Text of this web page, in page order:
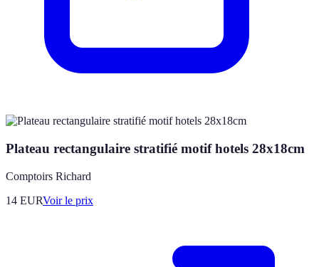
Plateau rectangulaire stratifié motif hotels 28x18cm
Comptoirs Richard
14 EURVoir le prix